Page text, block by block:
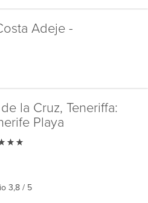
Adeje -
la Cruz, Teneriffa:
Playa
3,8 / 5